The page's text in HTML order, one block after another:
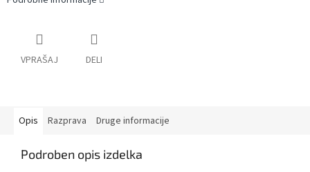
VPRAŠAJ DELI
Opis Razprava Druge informacije
Podroben opis izdelka